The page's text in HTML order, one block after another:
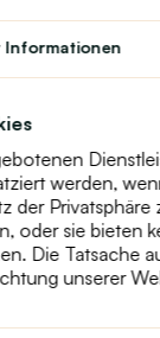
Informationen
werden,
der
oder sie bieten
Die Tatsache
unserer